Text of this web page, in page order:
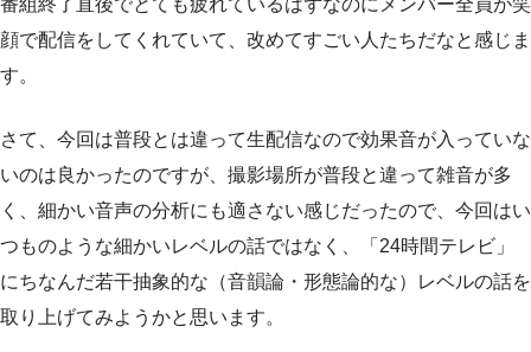
番組終了直後でとても疲れているはずなのにメンバー全員が笑
顔で配信をしてくれていて、改めてすごい人たちだなと感じま
す。
さて、今回は普段とは違って生配信なので効果音が入っていな
いのは良かったのですが、撮影場所が普段と違って雑音が多
く、細かい音声の分析にも適さない感じだったので、今回はい
つものような細かいレベルの話ではなく、「24時間テレビ」
にちなんだ若干抽象的な（音韻論・形態論的な）レベルの話を
取り上げてみようかと思います。